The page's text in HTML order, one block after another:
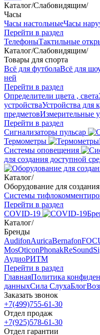
Каталог/Слабовидящим/
Часы
Часы настольныеЧасы
Перейти в раздел
ТелефоныТактильные
Каталог/Слабовидящим/
Товары для спорта
Всё для футболаВсё для
ней
Перейти в раздел
Определители цвета , света
устройстваУстройства для
предметовИзмерительные
Перейти в раздел
Сигнализаторы пульсар
Термометры
Cистемы оповещения
для создания доступной
Каталог/
Оборудование для
Системы
Перейти в раздел
COVID-19
Каталог/
Бренды
AudifonAuricaBernafon
MosOticonPhonakReSound
АудиоРИТМ
Перейти в раздел
ГлавнаяПолитика
данныхСила СлухаБлог
Заказать звонок
+7(499)755-61-30
Отдел продаж
+7(925)578-61-30
Отдел гарантии